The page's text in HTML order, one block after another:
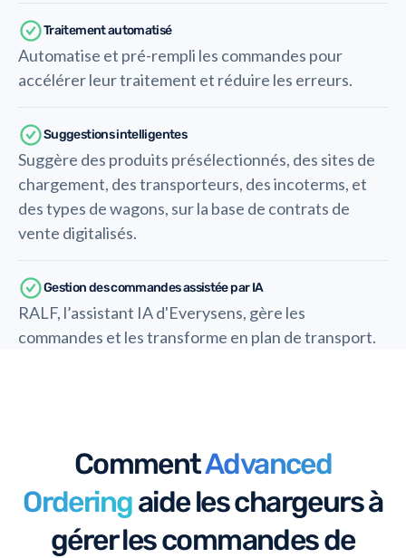
Traitement automatisé
Automatise et pré-rempli les commandes pour
accélérer leur traitement et réduire les erreurs.
Suggestions intelligentes
Suggère des produits présélectionnés, des sites de
chargement, des transporteurs, des incoterms, et
des types de wagons, sur la base de contrats de
vente digitalisés.
Gestion des commandes assistée par IA
RALF, l’assistant IA d'Everysens, gère les
commandes et les transforme en plan de transport.
CommentAdvanced
Orderingaide les chargeurs à
gérer les commandes de